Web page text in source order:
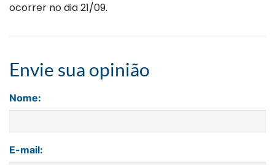
ocorrer no dia 21/09.
Envie sua opinião
Nome:
E-mail: